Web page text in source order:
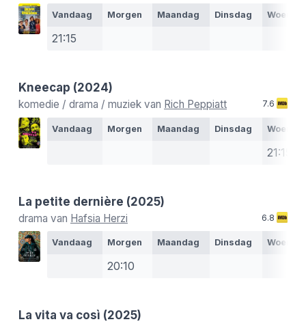
Vandaag Morgen Maandag Dinsdag
21:15
Kneecap (2024)
komedie / drama / muziek van Rich Peppiatt 7.6
Vandaag Morgen Maandag Dinsdag
21:15
La petite dernière (2025)
drama van Hafsia Herzi 6.8
Vandaag Morgen Maandag Dinsdag
20:10
La vita va così (2025)